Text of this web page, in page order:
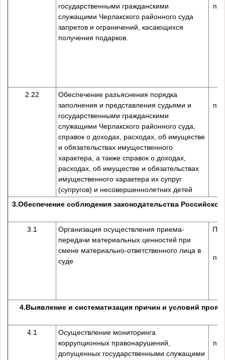
государственными гражданскими
служащими Черлакского районного суда
запретов и ограничений, касающихся
получения подарков.
2.22
Обеспечение разъяснения порядка
заполнения и представления судьями и
государственными гражданскими
служащими Черлакского районного суда,
справок о доходах, расходах, об имуществе
и обязательствах имущественного
характера, а также справок о доходах,
расходах, об имуществе и обязательствах
имущественного характера их супруг
(супругов) и несовершеннолетних детей
3.Обеспечение соблюдения законодательства
3.1
Организация осуществления приема-
передачи материальных ценностей при
смене материально-ответственного лица в
суде
4.Выявление и систематизация причин и условий
4.1
Осуществление мониторинга
коррупционных правонарушений,
допущенных государственными служащими